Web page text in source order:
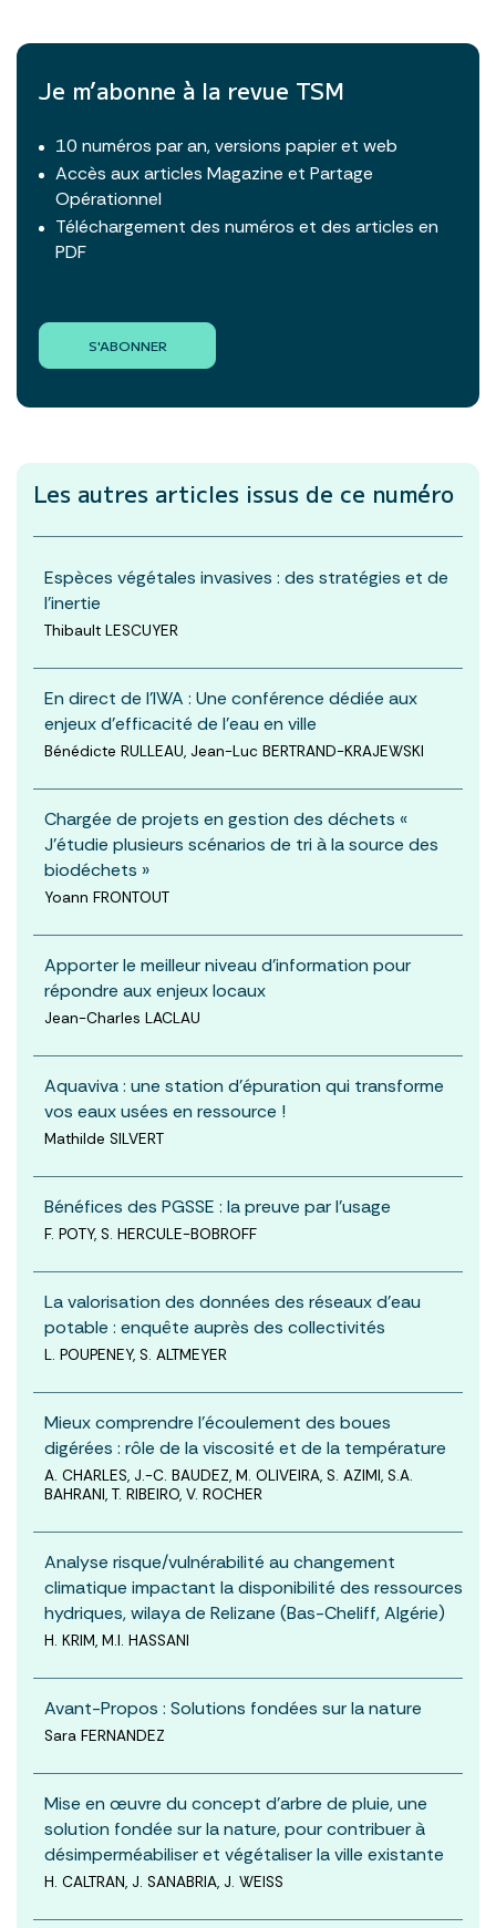
Je m’abonne à la revue TSM
10 numéros par an, versions papier et web
Accès aux articles Magazine et Partage
Opérationnel
Téléchargement des numéros et des articles en
PDF
S'ABONNER
Les autres articles issus de ce numéro
Espèces végétales invasives : des stratégies et de
l’inertie
Thibault LESCUYER
En direct de l'IWA : Une conférence dédiée aux
enjeux d’efficacité de l’eau en ville
Bénédicte RULLEAU, Jean-Luc BERTRAND-KRAJEWSKI
Chargée de projets en gestion des déchets «
J’étudie plusieurs scénarios de tri à la source des
biodéchets »
Yoann FRONTOUT
Apporter le meilleur niveau d’information pour
répondre aux enjeux locaux
Jean-Charles LACLAU
Aquaviva : une station d’épuration qui transforme
vos eaux usées en ressource !
Mathilde SILVERT
Bénéfices des PGSSE : la preuve par l’usage
F. POTY, S. HERCULE-BOBROFF
La valorisation des données des réseaux d’eau
potable : enquête auprès des collectivités
L. POUPENEY, S. ALTMEYER
Mieux comprendre l’écoulement des boues
digérées : rôle de la viscosité et de la température
A. CHARLES, J.-C. BAUDEZ, M. OLIVEIRA, S. AZIMI, S.A.
BAHRANI, T. RIBEIRO, V. ROCHER
Analyse risque/vulnérabilité au changement
climatique impactant la disponibilité des ressources
hydriques, wilaya de Relizane (Bas-Cheliff, Algérie)
H. KRIM, M.I. HASSANI
Avant-Propos : Solutions fondées sur la nature
Sara FERNANDEZ
Mise en œuvre du concept d’arbre de pluie, une
solution fondée sur la nature, pour contribuer à
désimperméabiliser et végétaliser la ville existante
H. CALTRAN, J. SANABRIA, J. WEISS